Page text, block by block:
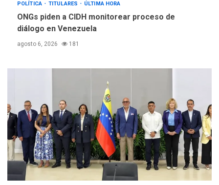
POLÍTICA TITULARES ÚLTIMA HORA
ONGs piden a CIDH monitorear proceso de
diálogo en Venezuela
agosto 6, 2026 181